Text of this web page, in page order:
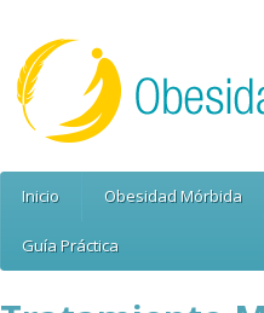
Inicio Obesidad Mórbida
Guía Práctica